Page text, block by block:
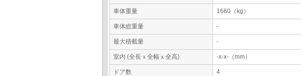
車体重量 1660（kg）
車体総重量 -
最大積載量 -
室内 (全長ｘ全幅ｘ全高) -x-x-（mm）
ドア数 4